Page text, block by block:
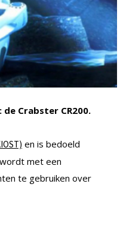
Crabster CR200.
en is bedoeld
met een
te gebruiken over